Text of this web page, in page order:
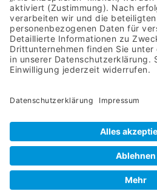
bewerten die
Ergebnisse im
Hinblick auf die
gesetzten Ziele.
Anpassung der
wir die Pflegepläne
an neue
Bedingungen oder